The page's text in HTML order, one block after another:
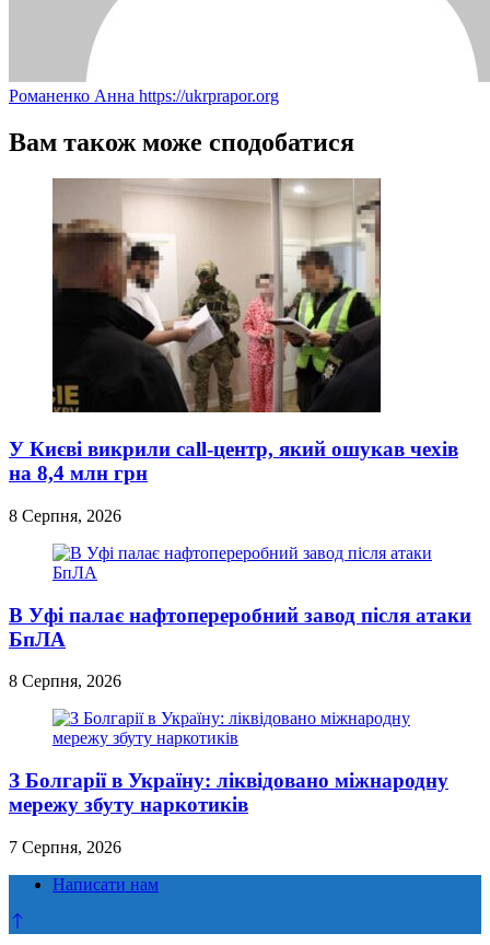
Романенко Анна https://ukrprapor.org
Вам також може сподобатися
У Києві викрили call-центр, який ошукав чехів
на 8,4 млн грн
8 Серпня, 2026
В Уфі палає нафтопереробний завод після атаки
БпЛА
8 Серпня, 2026
З Болгарії в Україну: ліквідовано міжнародну
мережу збуту наркотиків
7 Серпня, 2026
Написати нам
Прокрутка
до